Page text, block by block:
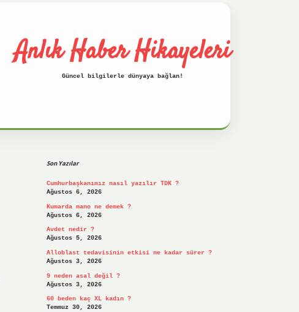
Anlık Haber Hikayeleri
Güncel bilgilerle dünyaya bağlan!
Son Yazılar
Cumhurbaşkanımız nasıl yazılır TDK ?
Ağustos 6, 2026
Kumarda mano ne demek ?
Ağustos 6, 2026
Avdet nedir ?
Ağustos 5, 2026
Alloblast tedavisinin etkisi ne kadar sürer ?
Ağustos 3, 2026
9 neden asal değil ?
Ağustos 3, 2026
60 beden kaç XL kadın ?
Temmuz 30, 2026